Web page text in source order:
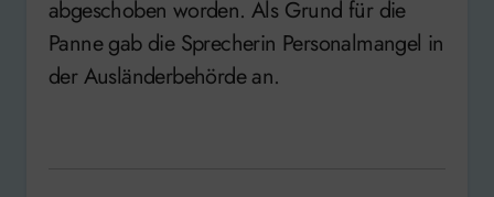
abgeschoben worden. Als Grund für die
Panne gab die Sprecherin Personalmangel in
der Ausländerbehörde an.